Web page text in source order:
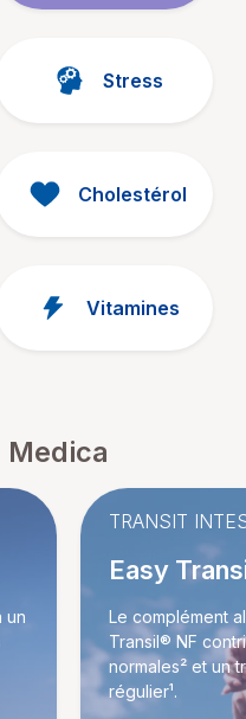
Stress
Cholestérol
Vitamines
un
TRANSIT
Easy
Le complément
Transil® NF
normales² et un
régulier¹.